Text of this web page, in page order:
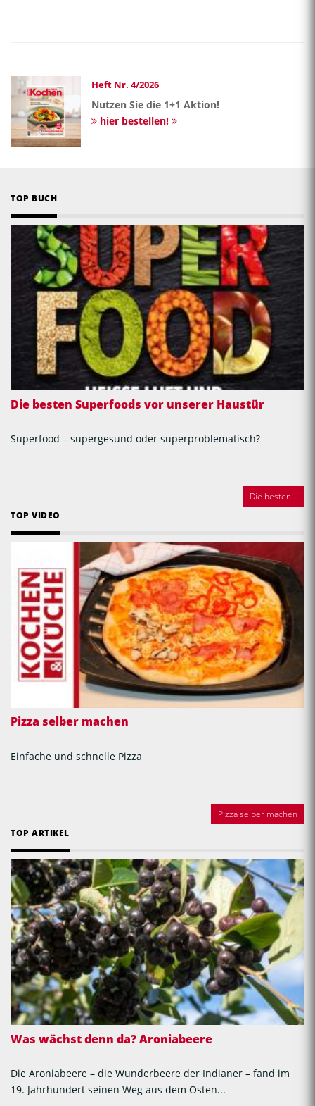
Heft Nr. 4/2026
Nutzen Sie die 1+1 Aktion!
hier bestellen!
TOP BUCH
Die besten Superfoods vor unserer Haustür
Superfood – supergesund oder superproblematisch?
Die besten...
TOP VIDEO
Pizza selber machen
Einfache und schnelle Pizza
Pizza selber machen
TOP ARTIKEL
Was wächst denn da? Aroniabeere
Die Aroniabeere – die Wunderbeere der Indianer – fand im
19. Jahrhundert seinen Weg aus dem Osten...